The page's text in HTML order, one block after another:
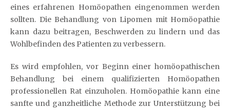
eines erfahrenen Homöopathen eingenommen werden
sollten. Die Behandlung von Lipomen mit Homöopathie
kann dazu beitragen, Beschwerden zu lindern und das
Wohlbefinden des Patienten zu verbessern.
Es wird empfohlen, vor Beginn einer homöopathischen
Behandlung bei einem qualifizierten Homöopathen
professionellen Rat einzuholen. Homöopathie kann eine
sanfte und ganzheitliche Methode zur Unterstützung bei